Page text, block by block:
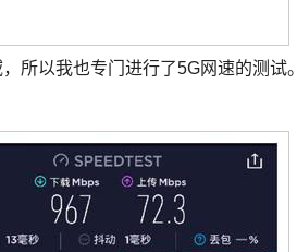
所以我也专门进行了5G网速的测试。